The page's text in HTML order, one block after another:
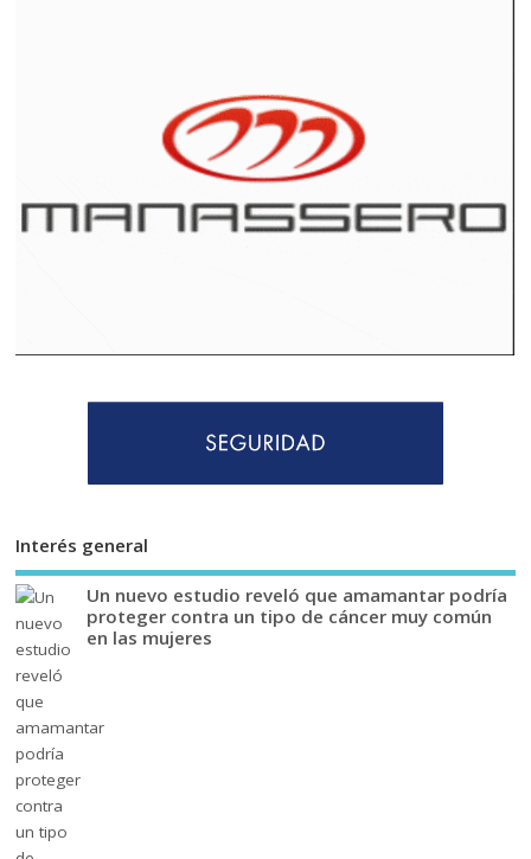
Interés general
Un nuevo estudio reveló que amamantar podría
proteger contra un tipo de cáncer muy común
en las mujeres